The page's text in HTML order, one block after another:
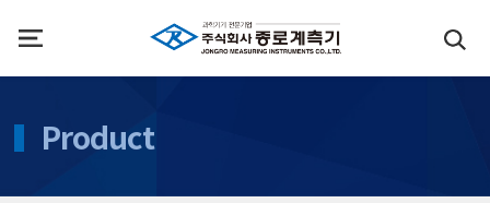
Product